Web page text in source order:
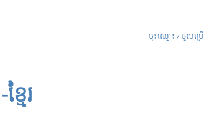
ចុះឈ្មោះ / ចូលប្រើ